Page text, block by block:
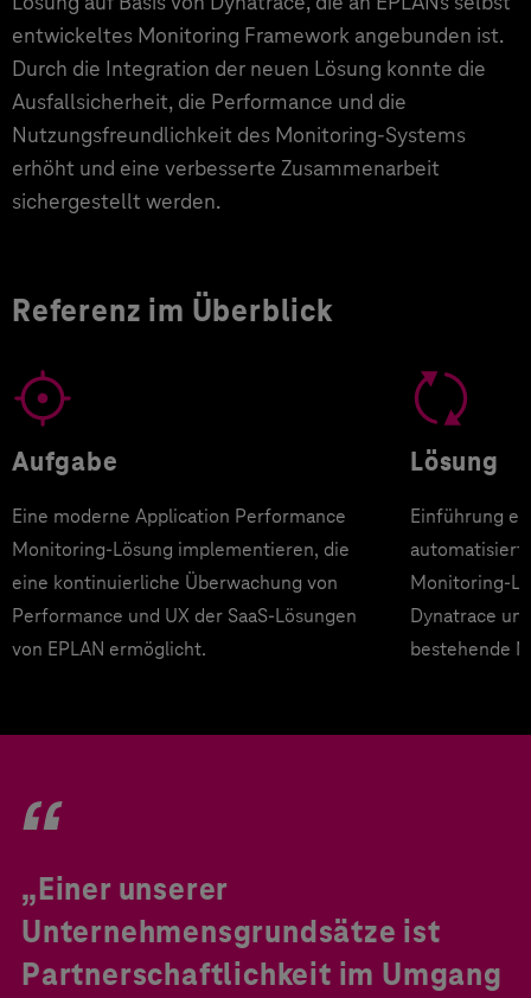
entwickeltes Monitoring Framework angebunden ist.
Durch die Integration der neuen Lösung konnte die
Ausfallsicherheit, die Performance und die
Nutzungsfreundlichkeit des Monitoring-Systems
erhöht und eine verbesserte Zusammenarbeit
sichergestellt werden.
Referenz im Überblick
Aufgabe
Eine moderne Application Performance
Monitoring-Lösung implementieren, die
eine kontinuierliche Überwachung von
Performance und UX der SaaS-Lösungen
von EPLAN ermöglicht.
Lösung
Einführung
Monitoring-
Dynatrace
bestehende
„Einer unserer
Unternehmensgrundsätze ist
Partnerschaftlichkeit im Umgang